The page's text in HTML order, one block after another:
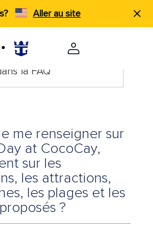
Aller au site
la FAQ
me renseigner sur
at CocoCay,
sur les
les attractions,
les plages et les
?